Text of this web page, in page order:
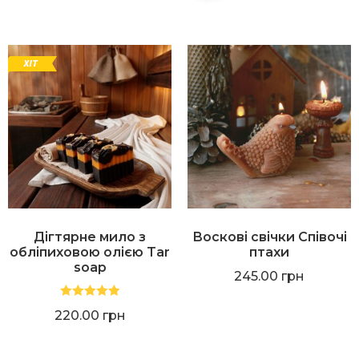
Дігтярне мило з
обліпиховою олією Tar
soap
220.00 грн
Воскові свічки Співочі
птахи
245.00 грн